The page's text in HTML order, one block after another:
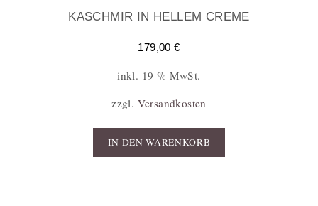
KASCHMIR IN HELLEM CREME
179,00€
inkl. 19 % MwSt.
zzgl. Versandkosten
IN DEN WARENKORB